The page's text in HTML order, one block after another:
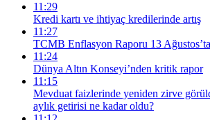
11:29
Kredi kartı ve ihtiyaç kredilerinde artış
11:27
TCMB Enflasyon Raporu 13 Ağustos’ta
11:24
Dünya Altın Konseyi’nden kritik rapor
11:15
Mevduat faizlerinde yeniden zirve
aylık getirisi ne kadar oldu?